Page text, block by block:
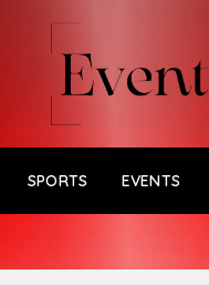
SPORTS EVENTS